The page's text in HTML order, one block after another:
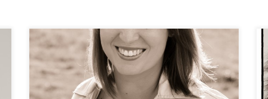
Das Jahr geht zu Ende und es gab in diesem Jahr
wieder einige bewegende Momente für mich. Der
letzte war am Freitag – ich habe, wie wir alle, den